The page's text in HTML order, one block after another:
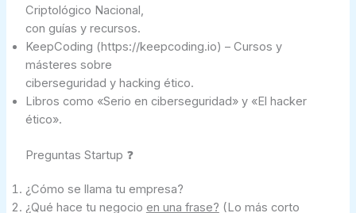
Criptológico Nacional,
con guías y recursos.
KeepCoding (https://keepcoding.io) – Cursos y
másteres sobre
ciberseguridad y hacking ético.
Libros como «Serio en ciberseguridad» y «El hacker
ético».
Preguntas Startup ❓
¿Cómo se llama tu empresa?
¿Qué hace tu negocio en una frase? (Lo más corto